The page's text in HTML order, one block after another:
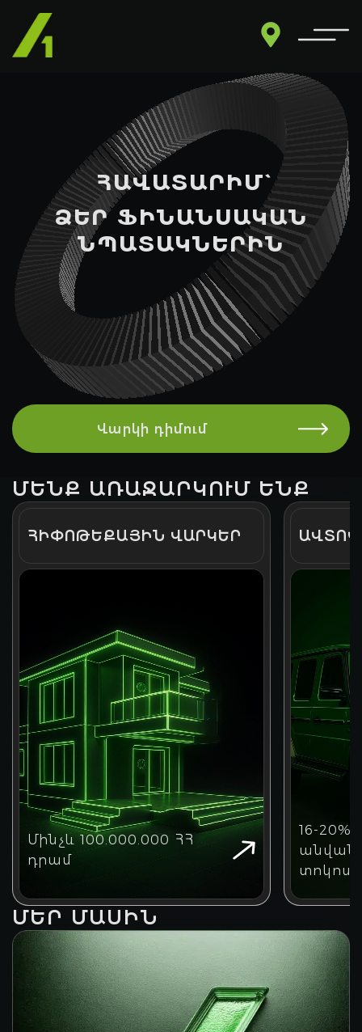
ՀԱՎԱՏԱՐԻՄ`
ՁԵՐ ՖԻՆԱՆՍԱԿԱՆ
ՆՊԱՏԱԿՆԵՐԻՆ
Վարկի դիմում
ՄԵՆՔ ԱՌԱՋԱՐԿՈՒՄ ԵՆՔ
ՀԻՓՈԹԵՔԱՅԻՆ ՎԱՐԿԵՐ
Մինչև 100.000.000 ՀՀ
դրամ
16-
ՄԵՐ ՄԱՍԻՆ